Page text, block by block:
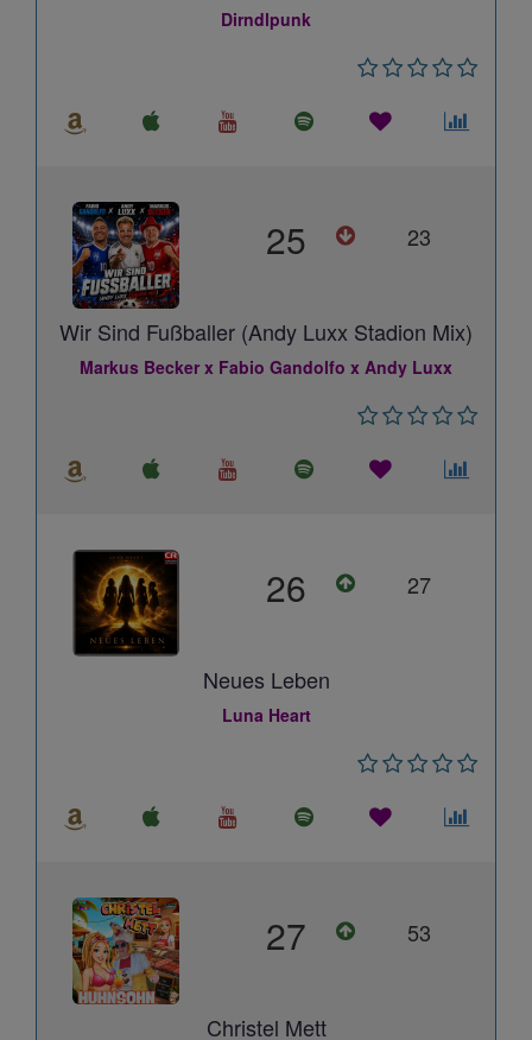
Dirndlpunk
25 23
Wir Sind Fußballer (Andy Luxx Stadion Mix)
Markus Becker x Fabio Gandolfo x Andy Luxx
26 27
Neues Leben
Luna Heart
27 53
Christel Mett